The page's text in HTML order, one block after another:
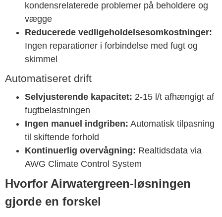
kondensrelaterede problemer på beholdere og
vægge
Reducerede vedligeholdelsesomkostninger:
Ingen reparationer i forbindelse med fugt og
skimmel
Automatiseret drift
Selvjusterende kapacitet: 2-15 l/t afhængigt af
fugtbelastningen
Ingen manuel indgriben: Automatisk tilpasning
til skiftende forhold
Kontinuerlig overvågning: Realtidsdata via
AWG Climate Control System
Hvorfor Airwatergreen-løsningen
gjorde en forskel